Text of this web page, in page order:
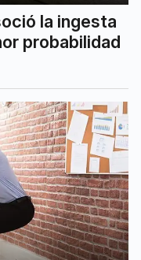
la ingesta
probabilidad